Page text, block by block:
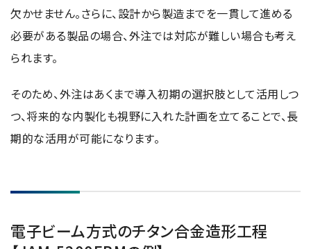
欠かせません。さらに、設計から製造までを一貫して進める
必要がある製品の場合、外注では対応が難しい場合も考え
られます。
そのため、外注はあくまで導入初期の選択肢として活用しつ
つ、将来的な内製化も視野に入れた計画を立てることで、長
期的な活用が可能になります。
電子ビーム方式のチタン合金造形工程